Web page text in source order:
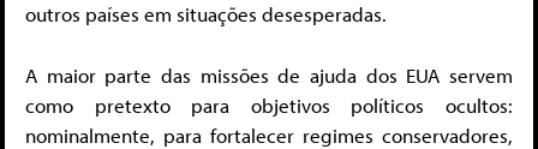
outros países em situações desesperadas.
A maior parte das missões de ajuda dos EUA servem
como pretexto para objetivos políticos ocultos:
nominalmente, para fortalecer regimes conservadores,